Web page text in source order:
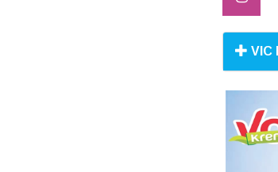
VIC